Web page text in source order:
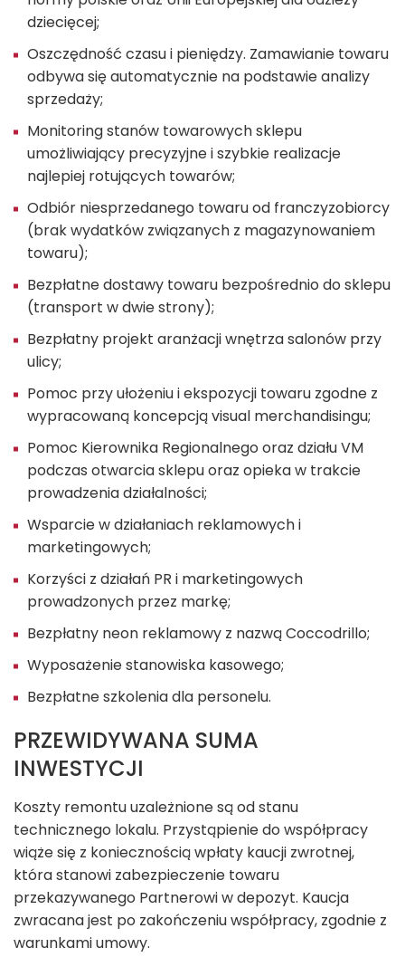
dziecięcej;
Oszczędność czasu i pieniędzy. Zamawianie towaru
odbywa się automatycznie na podstawie analizy
sprzedaży;
Monitoring stanów towarowych sklepu
umożliwiający precyzyjne i szybkie realizacje
najlepiej rotujących towarów;
Odbiór niesprzedanego towaru od franczyzobiorcy
(brak wydatków związanych z magazynowaniem
towaru);
Bezpłatne dostawy towaru bezpośrednio do sklepu
(transport w dwie strony);
Bezpłatny projekt aranżacji wnętrza salonów przy
ulicy;
Pomoc przy ułożeniu i ekspozycji towaru zgodne z
wypracowaną koncepcją visual merchandisingu;
Pomoc Kierownika Regionalnego oraz działu VM
podczas otwarcia sklepu oraz opieka w trakcie
prowadzenia działalności;
Wsparcie w działaniach reklamowych i
marketingowych;
Korzyści z działań PR i marketingowych
prowadzonych przez markę;
Bezpłatny neon reklamowy z nazwą Coccodrillo;
Wyposażenie stanowiska kasowego;
Bezpłatne szkolenia dla personelu.
PRZEWIDYWANA SUMA
INWESTYCJI
Koszty remontu uzależnione są od stanu
technicznego lokalu. Przystąpienie do współpracy
wiąże się z koniecznością wpłaty kaucji zwrotnej,
która stanowi zabezpieczenie towaru
przekazywanego Partnerowi w depozyt. Kaucja
zwracana jest po zakończeniu współpracy, zgodnie z
warunkami umowy.